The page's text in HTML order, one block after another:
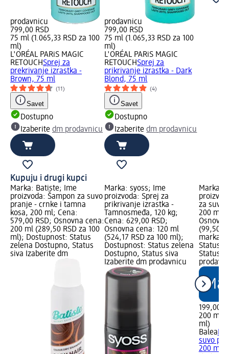
prodavnicu
799,00 RSD
75 ml (1.065,33 RSD za 100
ml)
L'ORÉAL PARiS MAGIC
RETOUCHSprej za
prekrivanje izrastka -
Brown, 75 ml
(11)
Savet
Dostupno
Izaberite dm prodavnicu
prodavnicu
799,00 RSD
75 ml (1.065,33 RSD za 100
ml)
L'ORÉAL PARiS MAGIC
RETOUCHSprej za
prikrivanje izrastka - Dark
Blond, 75 ml
(4)
Savet
Dostupno
Izaberitedm prodavnicu
Kupuju i drugi kupci
Marka: Batiste; Ime
proizvoda: Šampon za suvo
pranje - crnke i tamna
kosa, 200 ml; Cena:
579,00 RSD; Osnovna cena:
200 ml (289,50 RSD za 100
ml); Dostupnost: Status
zelena Dostupno, Status
siva Izaberite dm
Marka: syoss; Ime
proizvoda: Sprej za
prikrivanje izrastka -
Tamnosmeđa, 120 kg;
Cena: 629,00 RSD;
Osnovna cena: 120 ml
(524,17 RSD za 100 ml);
Dostupnost: Status zelena
Dostupno, Status siva
Izaberite dm prodavnicu
Marka:
za suvo
200 ml;
(99,50
marka
Status
Status
199,00
200 ml
ml)
Balea
suvo
200 ml